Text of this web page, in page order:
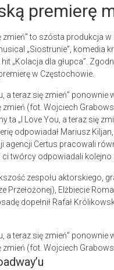
premierę
zmień” to szósta produkcja
„Siostrunie”, komedia
„Kolacja dla głupca”.
w Częstochowie.
zmień (fot. Wojciech
ta „I Love You, a teraz się
odpowiadał Mariusz
agencji Certus pracowali
ci twórcy odpowiadali
zespołu aktorskiego,
Przełożonej), Elżbiecie
dopełnił Rafał
zmień (fot. Wojciech